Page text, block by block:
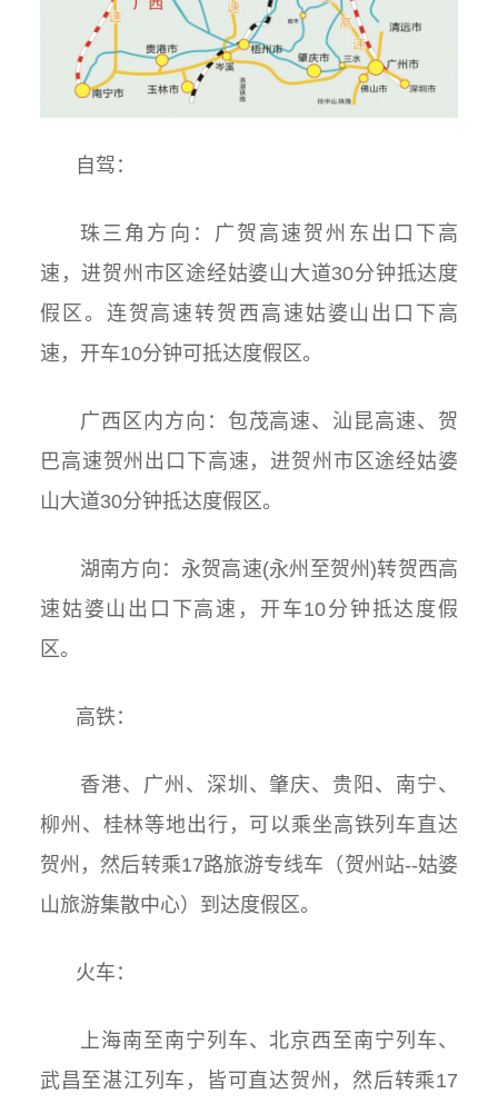
自驾：
珠三角方向：广贺高速贺州东出口下高
速，进贺州市区途经姑婆山大道30分钟抵达度
假区。 连贺高速转贺西高速姑婆山出口下高
速，开车10分钟可抵达度假区。
广西区内方向：包茂高速、汕昆高速、贺
巴高速贺州出口下高速，进贺州市区途经姑婆
山大道30分钟抵达度假区。
湖南方向：永贺高速(永州至贺州)转贺西高
速姑婆山出口下高速，开车10分钟抵达度假
区。
高铁：
香港、广州、深圳、肇庆、贵阳、南宁、
柳州、桂林等地出行，可以乘坐高铁列车直达
贺州，然后转乘17路旅游专线车（贺州站--姑婆
山旅游集散中心）到达度假区。
火车：
上海南至南宁列车、北京西至南宁列车、
武昌至湛江列车，皆可直达贺州，然后转乘17